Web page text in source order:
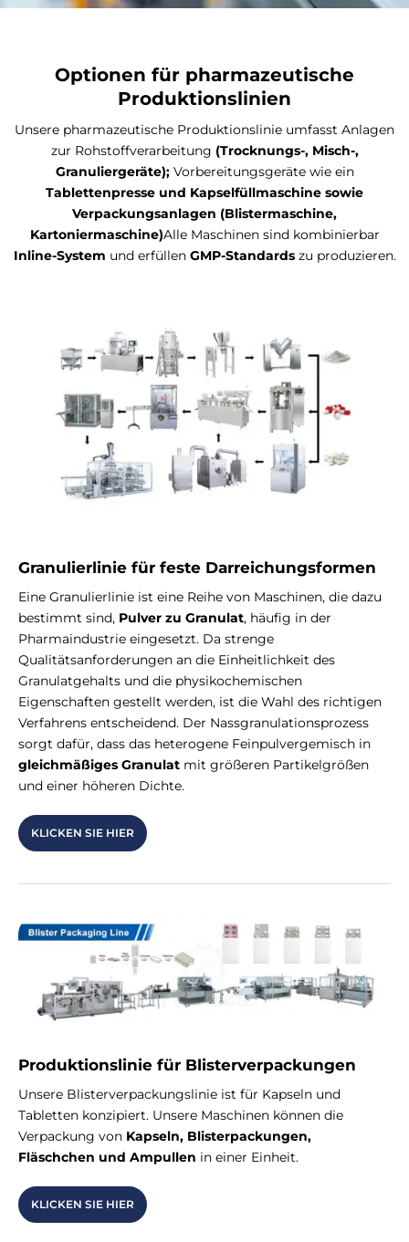
Optionen für pharmazeutische
Produktionslinien
Unsere pharmazeutische Produktionslinie umfasst Anlagen
zur Rohstoffverarbeitung (Trocknungs-, Misch-,
Granuliergeräte);Vorbereitungsgeräte wie ein
Tablettenpresse und Kapselfüllmaschine sowie
Verpackungsanlagen (Blistermaschine,
Kartoniermaschine)Alle Maschinen sind kombinierbar
Inline-System und erfüllen GMP-Standardszu produzieren.
Granulierlinie für feste Darreichungsformen
Eine Granulierlinie ist eine Reihe von Maschinen, die dazu
bestimmt sind, Pulver zu Granulat, häufig in der
Pharmaindustrie eingesetzt. Da strenge
Qualitätsanforderungen an die Einheitlichkeit des
Granulatgehalts und die physikochemischen
Eigenschaften gestellt werden, ist die Wahl des richtigen
Verfahrens entscheidend. Der Nassgranulationsprozess
sorgt dafür, dass das heterogene Feinpulvergemisch in
gleichmäßiges Granulat mit größeren Partikelgrößen
und einer höheren Dichte.
KLICKEN SIE HIER
Produktionslinie für Blisterverpackungen
Unsere Blisterverpackungslinie ist für Kapseln und
Tabletten konzipiert. Unsere Maschinen können die
Verpackung von Kapseln, Blisterpackungen,
Fläschchen und Ampullen in einer Einheit.
KLICKEN SIE HIER